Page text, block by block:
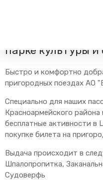
Пассажирам
Справочник
касс
Тарифы и льготы
Способы оплаты проезда
Схема обращения
пригородных поездов
Единый номер вызова
112
парке культуры и
Быстро и комфортно
пригородных поездах АО
Специально для наших
Красноармейского
бесплатные активности
покупке билета на
Выдача происходит в
Шпалопропитка,
Судоверфь